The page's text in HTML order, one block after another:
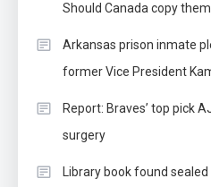
Should Canada copy
Arkansas prison inmate
former Vice President
Report: Braves’ top pick
surgery
Library book found